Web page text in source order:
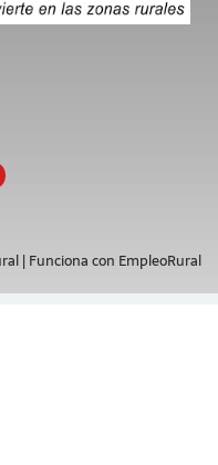
| Funciona con EmpleoRural